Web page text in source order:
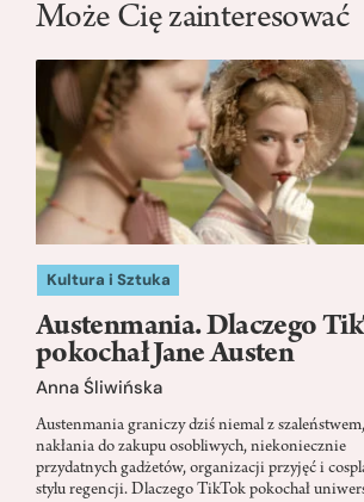
Może Cię zainteresować
Kultura i Sztuka
Austenmania. Dlaczego
pokochał Jane Austen
Anna Śliwińska
Austenmania graniczy dziś niemal z
nakłania do zakupu osobliwych, niekoniecznie
przydatnych gadżetów, organizacji przyjęć i
stylu regencji. Dlaczego TikTok pokochał